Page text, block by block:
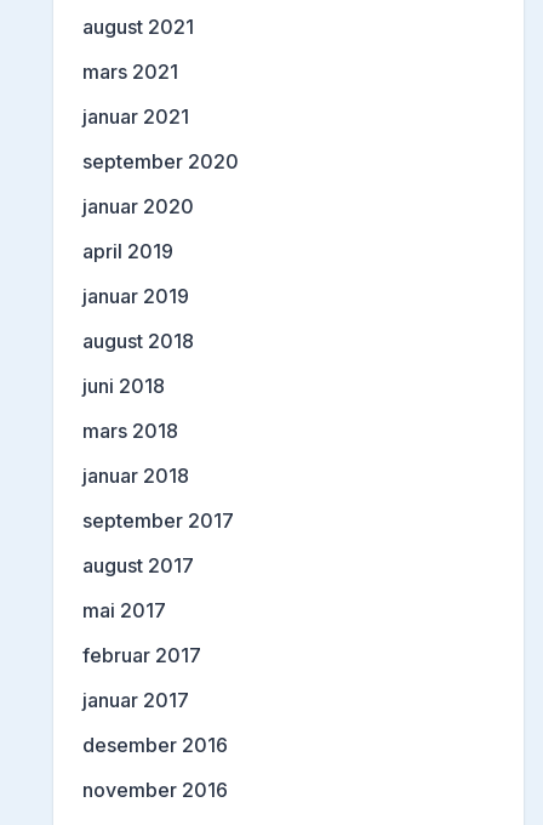
august 2021
mars 2021
januar 2021
september 2020
januar 2020
april 2019
januar 2019
august 2018
juni 2018
mars 2018
januar 2018
september 2017
august 2017
mai 2017
februar 2017
januar 2017
desember 2016
november 2016